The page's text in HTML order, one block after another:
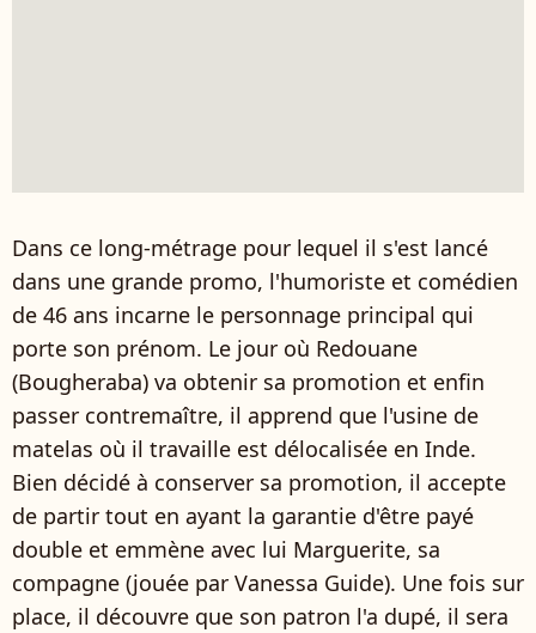
Dans ce long-métrage pour lequel il s'est lancé
dans une grande promo, l'humoriste et comédien
de 46 ans incarne le personnage principal qui
porte son prénom. Le jour où Redouane
(Bougheraba) va obtenir sa promotion et enfin
passer contremaître, il apprend que l'usine de
matelas où il travaille est délocalisée en Inde.
Bien décidé à conserver sa promotion, il accepte
de partir tout en ayant la garantie d'être payé
double et emmène avec lui Marguerite, sa
compagne (jouée par Vanessa Guide). Une fois sur
place, il découvre que son patron l'a dupé, il sera